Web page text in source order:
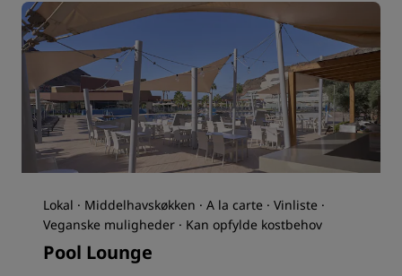
Lokal · Middelhavskøkken · A la carte · Vinliste ·
Veganske muligheder · Kan opfylde kostbehov
Pool Lounge